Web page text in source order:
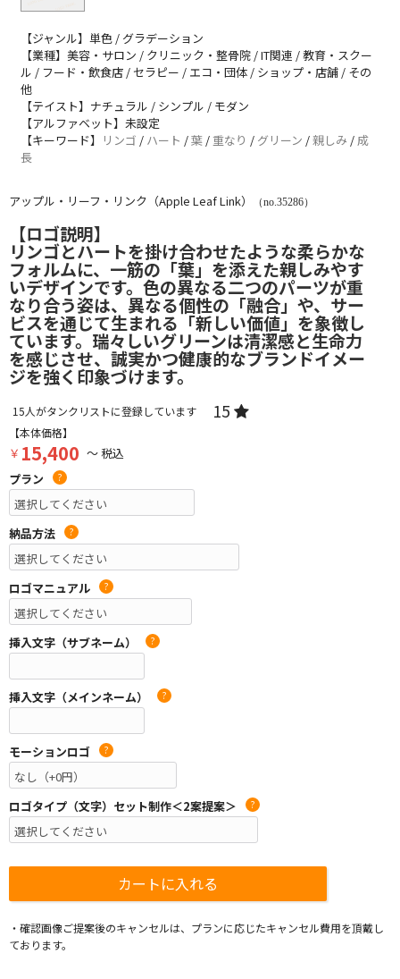
【ジャンル】単色 / グラデーション
【業種】美容・サロン / クリニック・整骨院 / IT関連 / 教育・スクー
ル / フード・飲食店 / セラピー / エコ・団体 / ショップ・店舗 / その
他
【テイスト】ナチュラル / シンプル / モダン
【アルファベット】未設定
【キーワード】 リンゴ / ハート /葉 / 重なり / グリーン /親しみ / 成
長
アップル・リーフ・リンク（Apple Leaf Link） （no.35286）
【ロゴ説明】
リンゴとハートを掛け合わせたような柔らかな
フォルムに、一筋の「葉」を添えた親しみやす
いデザインです。色の異なる二つのパーツが重
なり合う姿は、異なる個性の「融合」や、サー
ビスを通じて生まれる「新しい価値」を象徴し
ています。瑞々しいグリーンは清潔感と生命力
を感じさせ、誠実かつ健康的なブランドイメー
ジを強く印象づけます。
15人がタンクリストに登録しています 15
【本体価格】
￥ 15,400 ～ 税込
プラン
?
納品方法 ?
ロゴマニュアル ?
挿入文字（サブネーム） ?
挿入文字（メインネーム） ?
モーションロゴ ?
ロゴタイプ（文字）セット制作＜2案提案＞ ?
・確認画像ご提案後のキャンセルは、プランに応じたキャンセル費用を頂戴し
ております。